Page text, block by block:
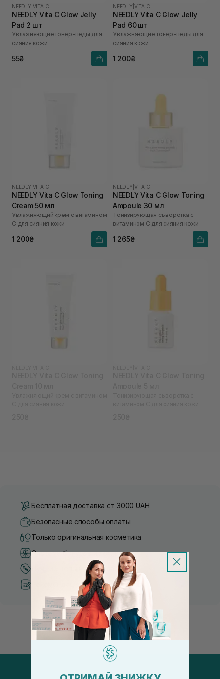
NEEDLY VITA C
NEEDLY Vita C Glow Jelly
Pad 2 шт
Увлажняющие тонер-педы для
сияния кожи
55₴
NEEDLY VITA C
NEEDLY Vita C Glow Jelly
Pad 60 шт
Увлажняющие тонер-педы для
сияния кожи
1 200₴
NEEDLY VITA C
NEEDLY Vita C Glow Toning
Cream 50 мл
Увлажняющий крем с витамином
С для сияния кожи
1 200₴
NEEDLY VITA C
NEEDLY Vita C Glow Toning
Ampoule 30 мл
Тонизирующая сыворотка с
витамином С для сияния кожи
1 265₴
Бесплатная доставка от 3000 UAH
Безопасные способы оплаты
Только оригинальная косметика
Система бонусов и лояльности
Лучшие цены и топ товары
Рекомендации от косметологов